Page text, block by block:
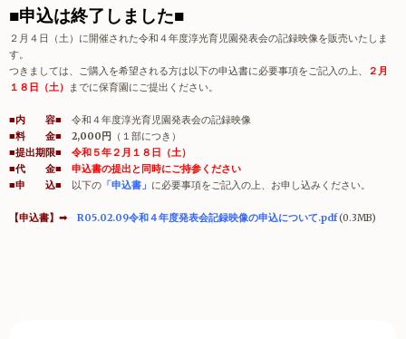
■申込は終了しました■
２月４日（土）に開催された令和４年度淳光育児園発表会の記録映像を販売いたしま
す。
つきましては、ご購入を希望される方は以下の申込書に必要事項をご記入の上、
２月
１８日（土）
までに保育園にご提出ください。
■内 容■ 令和４年度淳光育児園発表会の記録映像
■料 金■
2,000 円
（１部につき）
■提出期限■
令和５年２月１８日（土）
■代 金■
申込書の提出と同時にご持参ください
■申 込■ 以下の 「申込書」 に必要事項をご記入の上、お申し込みください。
【申込書】➟ R05.02.09令和４年度発表会記録映像の申込について.pdf(0.3MB)